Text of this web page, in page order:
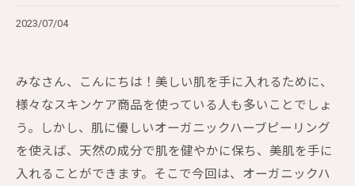
2023/07/04
みなさん、こんにちは！美しい肌を手に入れるために、
様々なスキンケア商品を使っている人も多いことでしょ
う。しかし、肌に優しいオーガニックハーブピーリング
を使えば、天然の成分で肌を健やかに保ち、美肌を手に
入れることができます。そこで今回は、オーガニックハ